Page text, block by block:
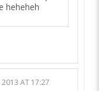
heheheh
2013 AT 17:27